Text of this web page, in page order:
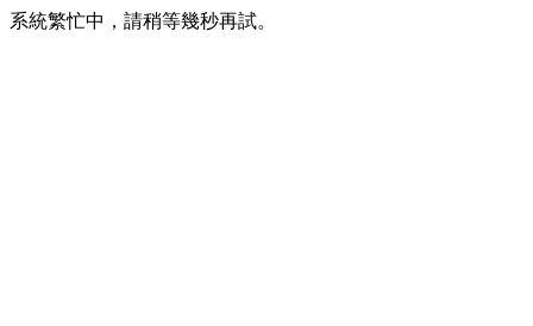
系統繁忙中，請稍等幾秒再試。